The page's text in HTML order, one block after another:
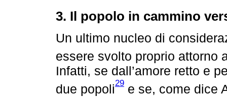
3. Il popolo in cammino
Un ultimo nucleo di
essere svolto proprio attorno
Infatti, se dall’amore retto e
due popoli29 e se, come dice